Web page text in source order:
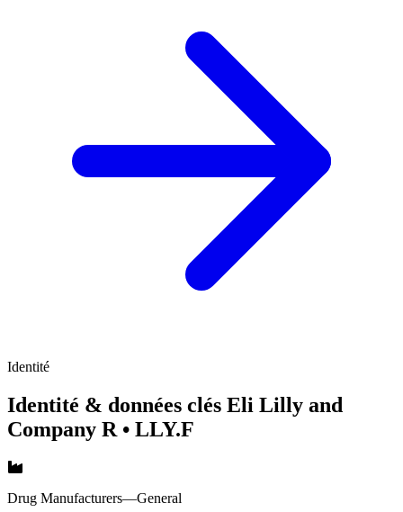
Identité
Identité & données clés Eli Lilly and
Company R • LLY.F
Drug Manufacturers—General